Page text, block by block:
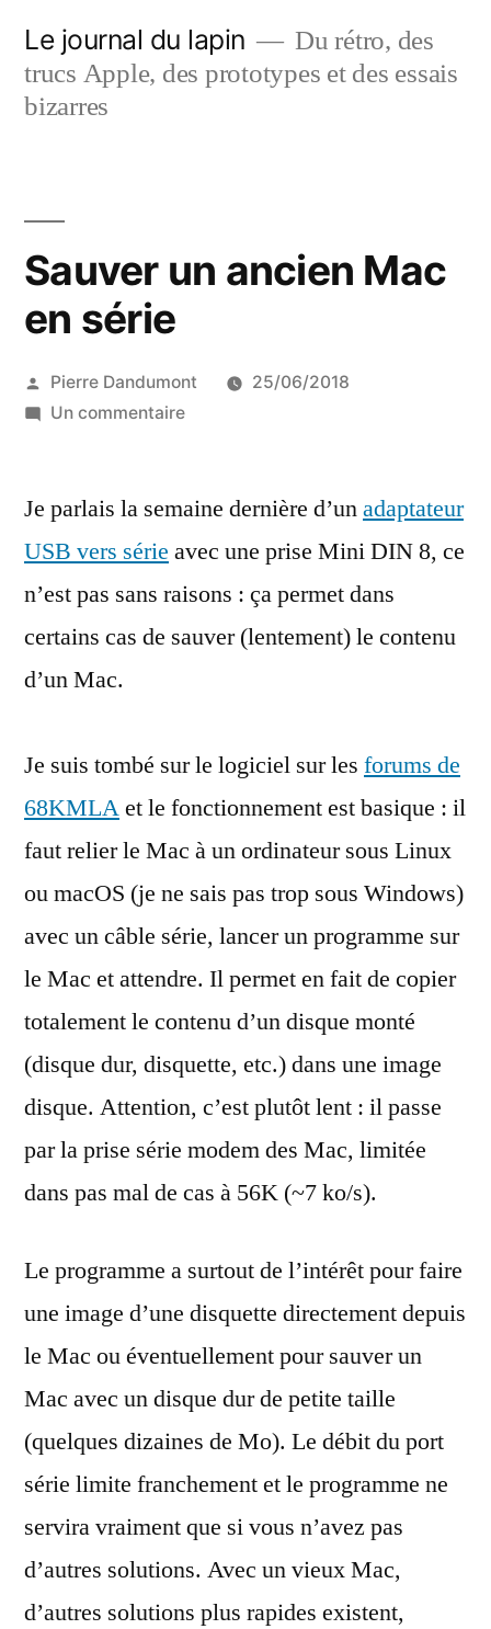
contenu
Le journal du lapin
Du rétro, des
trucs Apple, des prototypes et des essais
bizarres
Sauver un ancien Mac
en série
Publié
par
Pierre Dandumont
25/06/2018
Un commentairesur
ancien
en
série
Je parlais la semaine dernière d’unadaptateur
USB vers série avec une prise Mini DIN 8, ce
n’est pas sans raisons : ça permet dans
certains cas de sauver (lentement) le contenu
d’un Mac.
Je suis tombé sur le logiciel sur les forums de
68KMLAet le fonctionnement est basique : il
faut relier le Mac à un ordinateur sous Linux
ou macOS (je ne sais pas trop sous Windows)
avec un câble série, lancer un programme sur
le Mac et attendre. Il permet en fait de copier
totalement le contenu d’un disque monté
(disque dur, disquette, etc.) dans une image
disque. Attention, c’est plutôt lent : il passe
par la prise série modem des Mac, limitée
dans pas mal de cas à 56K (~7 ko/s).
Le programme a surtout de l’intérêt pour faire
une image d’une disquette directement depuis
le Mac ou éventuellement pour sauver un
Mac avec un disque dur de petite taille
(quelques dizaines de Mo). Le débit du port
série limite franchement et le programme ne
servira vraiment que si vous n’avez pas
d’autres solutions. Avec un vieux Mac,
d’autres solutions plus rapides existent,